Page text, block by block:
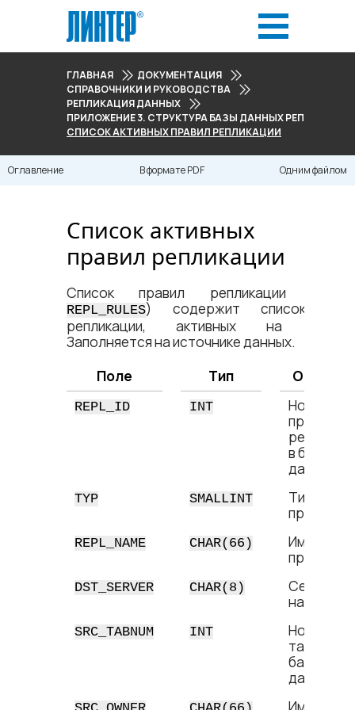
ГЛАВНАЯ
ДОКУМЕНТАЦИЯ
СПРАВОЧНИКИ И РУКОВОДСТВА
РЕПЛИКАЦИЯ ДАННЫХ
ПРИЛОЖЕНИЕ 3. СТРУКТУРА БАЗЫ ДАННЫХ РЕПЛИКАЦИИ
СПИСОК АКТИВНЫХ ПРАВИЛ РЕПЛИКАЦИИ
Оглавление В формате PDF Одним файлом
Список активных
правил репликации
Список правил репликации
REPL_RULES) содержит список
репликации, активных на
Заполняется на источнике данных.
Поле
Тип
REPL_ID INT
Номер
правила
в базе
данных
TYP SMALLINT
Тип
правила
REPL_NAME CHAR(66)
Имя
правила
DST_SERVER CHAR(8)
Сервер
SRC_TABNUM INT
Номер
таблицы в
базе
данных